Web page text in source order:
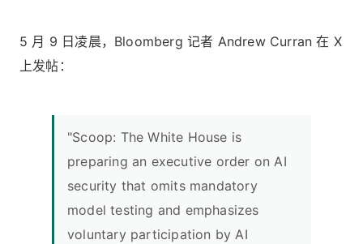
5 月 9 日凌晨，Bloomberg 记者 Andrew Curran 在 X
上发帖：
"Scoop: The White House is
preparing an executive order on AI
security that omits mandatory
model testing and emphasizes
voluntary participation by AI